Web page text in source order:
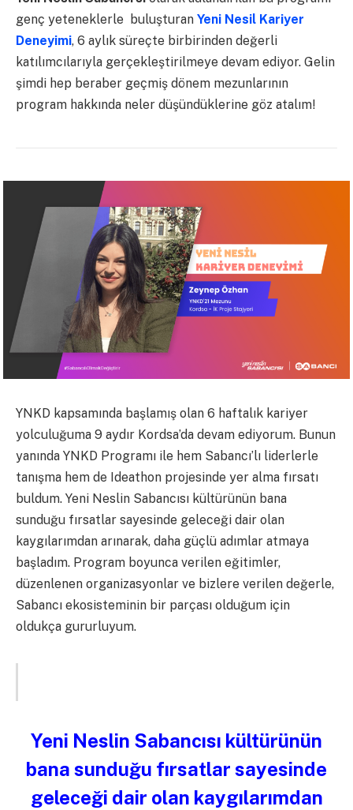
genç yeteneklerle buluşturan Yeni Nesil Kariyer
Deneyimi, 6 aylık süreçte birbirinden değerli
katılımcılarıyla gerçekleştirilmeye devam ediyor. Gelin
şimdi hep beraber geçmiş dönem mezunlarının
program hakkında neler düşündüklerine göz atalım!
YNKD kapsamında başlamış olan 6 haftalık kariyer
yolculuğuma 9 aydır Kordsa’da devam ediyorum. Bunun
yanında YNKD Programı ile hem Sabancı’lı liderlerle
tanışma hem de Ideathon projesinde yer alma fırsatı
buldum. Yeni Neslin Sabancısı kültürünün bana
sunduğu fırsatlar sayesinde geleceği dair olan
kaygılarımdan arınarak, daha güçlü adımlar atmaya
başladım. Program boyunca verilen eğitimler,
düzenlenen organizasyonlar ve bizlere verilen değerle,
Sabancı ekosisteminin bir parçası olduğum için
oldukça gururluyum.
Yeni Neslin Sabancısı kültürünün
bana sunduğu fırsatlar sayesinde
geleceği dair olan kaygılarımdan